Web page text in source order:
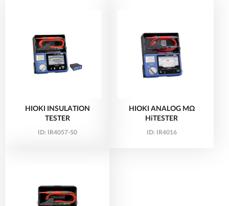
HIOKI INSULATION
TESTER
ID: IR4057-50
HIOKI ANALOG MΩ
HiTESTER
ID: IR4016